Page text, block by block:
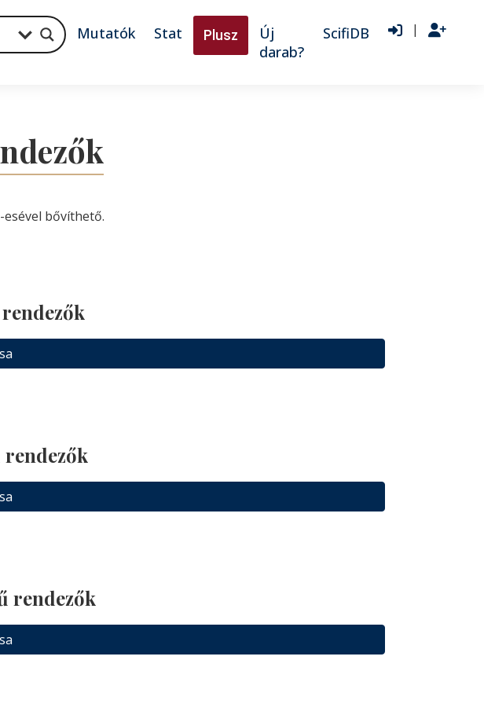
Mutatók Stat Plusz
Új
darab?
ScifiDB |
bővíthető.
rendezők